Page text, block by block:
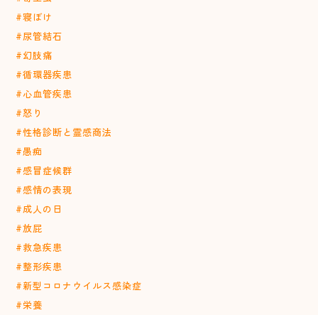
#寝ぼけ
#尿管結石
#幻肢痛
#循環器疾患
#心血管疾患
#怒り
#性格診断と霊感商法
#愚痴
#感冒症候群
#感情の表現
#成人の日
#放屁
#救急疾患
#整形疾患
#新型コロナウイルス感染症
#栄養